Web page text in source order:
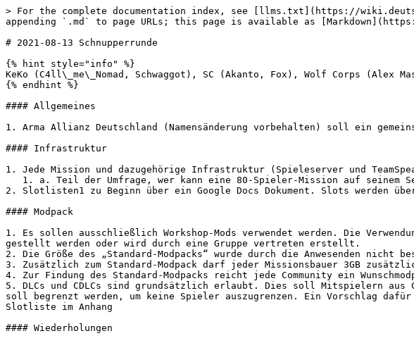
> For the complete documentation index, see [llms.txt](https://
appending `.md` to page URLs; this page is available as
# 2021-08-13 Schnupperrunde
{% hint style="info" %}
KeKo (C4ll\_me\_Nomad, Schwaggot), SC (Akanto, Fox), Wolf Corps (Alex
{% endhint %}
#### Allgemeines
1. Arma Allianz Deutschland (Namensänderung vorbehalten) soll ein
#### Infrastruktur
1. Jede Mission und dazugehörige Infrastruktur (Spieleserver und
2. Slotlisten1 zu Beginn über ein Google Docs Dokument. Slots werden
#### Modpack
1. Es sollen ausschließlich Workshop-Mods verwendet werden. Die
gestellt werden oder wird durch eine Gruppe vertreten erstellt.
2. Die Größe des „Standard-Modpacks“ wurde durch die Anwesenden nicht
3. Zusätzlich zum Standard-Modpack darf jeder Missionsbauer 3GB
4. Zur Findung des Standard-Modpacks reicht jede Community ein
5. DLCs und CDLCs sind grundsätzlich erlaubt. Dies soll Mitspielern aus
soll begrenzt werden, um keine Spieler auszugrenzen. Ein Vorschlag
Slotliste im Anhang
#### Wiederholungen